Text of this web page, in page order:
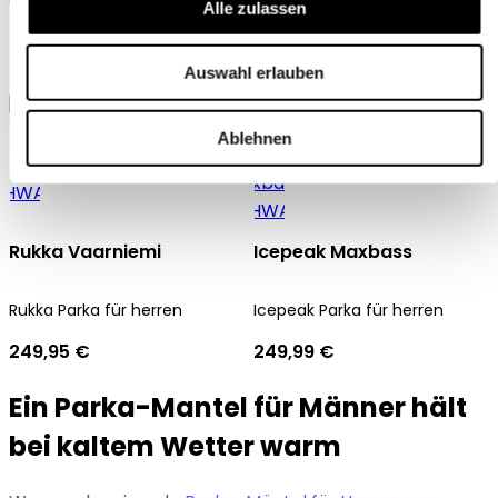
Alle zulassen
Auswahl erlauben
Ablehnen
herren
249,95 €
Rukka Vaarniemi
Rukka Parka für herren
249,95 €
Icepeak Maxbass
Icepeak Parka für herren
249,99 €
Ein Parka-Mantel für Männer hält
bei kaltem Wetter warm